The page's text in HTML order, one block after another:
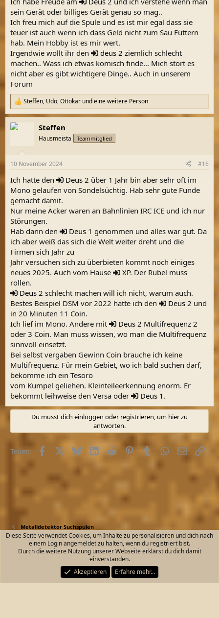
sein Gerät oder billiges Gerät genau so mag..
Ich freu mich auf die Spule und es ist mir egal dass sie
teuer ist auch wenn ich dass Geld nicht zum Sau Füttern
hab. Mein Hobby ist es mir wert.
Irgendwie wollt ihr den
deus 2 ziemlich schlecht
machen.. Wass ich etwas komisch finde... Mich stört es
nicht aber es gibt wichtigere Dinge.. Auch in unserem
Forum
R
e
a
k
e
:
Steffen, Udo,Ottokar und eine weitere Person
Steffen
Hausmeista Teammitglied
10 November 2024 #16
Ich hatte den Deus 2 über 1 Jahr bin aber sehr oft im
Mono gelaufen von Sondelsüchtig. Hab sehr gute Funde
gemacht damit.
Nur meine Äcker waren an Bahnlinien IRC ICE und ich nur
Störungen.
Hab dann den
Deus 1 genommen und alles war gut. Da
ich aber weiß das sich die Welt weiter dreht und die
Firmen sich Jahr zu
Jahr versuchen sich zu überbieten kommt noch einiges
neues 2025. Auch vom Hause
XP. Der Rubel muss
rollen.
Deus 2 schlecht machen will ich nicht, warum auch.
Bestes Beispiel DSM vor 2022 hatte ich den
Deus 2 und
in 20 Minuten 11 Coin.
Ich lief im Mono. Andere mit
Deus 2 Multifrequenz 2
oder 3 Coin. Man muss wissen, wo man die Multifrequenz
sinnvoll einsetzt.
Bei selbst vergaben Gewinn Coin brauche ich keine
Multifrequenz. Für mein Gebiet, wo ich bald suchen darf,
bekomme ich ein Tesoro
vom Kumpel geliehen. Kleinteileerkennung enorm. Er
bekommt leihweise den Versa oder
Deus 1 .
Du musst dich einloggen oder registrieren, um hier zu
antworten.
Teilen: FacebookX (Twitter)
BlueskyLinkedInReddit PinterestTumblrWhatsApp
E-MailLink
Metalldetektor Suchspulen
Kontakt Nutzungsbedingungen
Datenschutz
Start
R
S
Community platform by XenForo® © 2010-2026 XenForo Ltd.
Diese Seite verwendet Cookies, um Inhalte zu personalisieren und dich nach
einem Login angemeldet zu halten, wenn du registriert bist.
Durch die weitere Nutzung unserer Webseite erklärst du dich damit
einverstanden.
Akzeptieren
Erfahre mehr…